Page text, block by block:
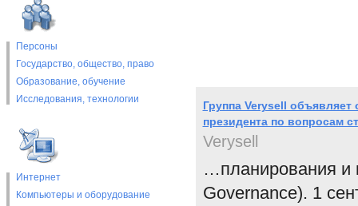
Персоны
Государство, общество, право
Образование, обучение
Исследования, технологии
Интернет
Компьютеры и оборудование
Группа Verysell
президента по вопросам
Verysell
…планирования и
Governance). 1